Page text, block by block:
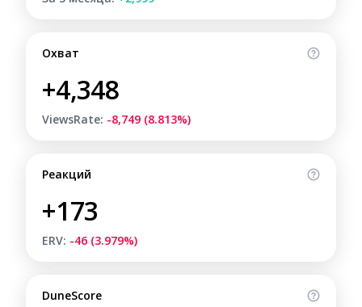
Охват
+4,348
ViewsRate: -8,749 (8.813%)
Реакций
+173
ERV: -46 (3.979%)
DuneScore